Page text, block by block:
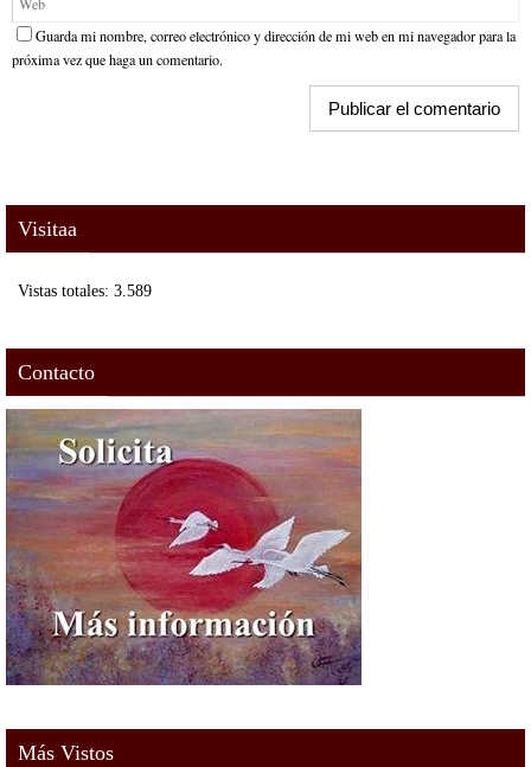
Guarda mi nombre, correo electrónico y dirección de mi web en mi navegador para la
próxima vez que haga un comentario.
Visitaa
Vistas totales: 3.589
Contacto
Más Vistos